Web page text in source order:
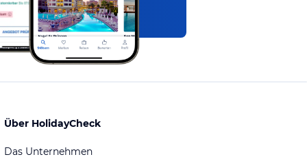
Über HolidayCheck
Das Unternehmen